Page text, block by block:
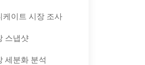
케이트 시장 조사
스냅샷
세분화 분석